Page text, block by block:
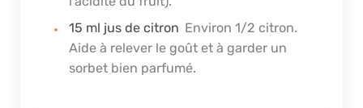
15 ml jus de citron Environ 1/2 citron.
Aide à relever le goût et à garder un
sorbet bien parfumé.